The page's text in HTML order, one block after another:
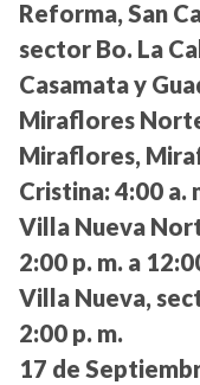
Reforma, San
sector Bo. La
Casamata y
Miraflores
Miraflores,
Cristina: 4:00 a.
Villa Nueva
2:00 p. m. a
Villa Nueva,
2:00 p. m.
17 de